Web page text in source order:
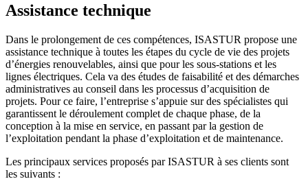
Assistance technique
Dans le prolongement de ces compétences, ISASTUR propose une
assistance technique à toutes les étapes du cycle de vie des projets
d’énergies renouvelables, ainsi que pour les sous-stations et les
lignes électriques. Cela va des études de faisabilité et des démarches
administratives au conseil dans les processus d’acquisition de
projets. Pour ce faire, l’entreprise s’appuie sur des spécialistes qui
garantissent le déroulement complet de chaque phase, de la
conception à la mise en service, en passant par la gestion de
l’exploitation pendant la phase d’exploitation et de maintenance.
Les principaux services proposés par ISASTUR à ses clients sont
les suivants :